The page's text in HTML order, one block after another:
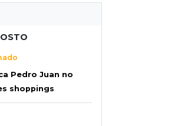
Pedro Juan no
shoppings